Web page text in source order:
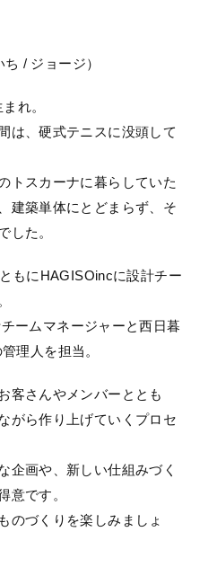
/ ジョージ）
れ。
は、硬式テニスに没頭して
トスカーナに暮らしていた
建築単体にとどまらず、そ
した。
もにHAGISOincに設計チー
ームマネージャーと西日暮
理人を担当。
客さんやメンバーととも
がら作り上げていくプロセ
企画や、新しい仕組みづく
意です。
のづくりを楽しみましょ